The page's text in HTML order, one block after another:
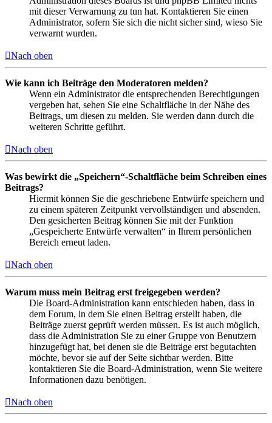
mit dieser Verwarnung zu tun hat. Kontaktieren Sie einen
Administrator, sofern Sie sich die nicht sicher sind, wieso Sie
verwarnt wurden.
Nach oben
Wie kann ich Beiträge den Moderatoren melden?
Wenn ein Administrator die entsprechenden Berechtigungen
vergeben hat, sehen Sie eine Schaltfläche in der Nähe des
Beitrags, um diesen zu melden. Sie werden dann durch die
weiteren Schritte geführt.
Nach oben
Was bewirkt die „Speichern“-Schaltfläche beim Schreiben eines
Beitrags?
Hiermit können Sie die geschriebene Entwürfe speichern und
zu einem späteren Zeitpunkt vervollständigen und absenden.
Den gesicherten Beitrag können Sie mit der Funktion
„Gespeicherte Entwürfe verwalten“ in Ihrem persönlichen
Bereich erneut laden.
Nach oben
Warum muss mein Beitrag erst freigegeben werden?
Die Board-Administration kann entschieden haben, dass in
dem Forum, in dem Sie einen Beitrag erstellt haben, die
Beiträge zuerst geprüft werden müssen. Es ist auch möglich,
dass die Administration Sie zu einer Gruppe von Benutzern
hinzugefügt hat, bei denen sie die Beiträge erst begutachten
möchte, bevor sie auf der Seite sichtbar werden. Bitte
kontaktieren Sie die Board-Administration, wenn Sie weitere
Informationen dazu benötigen.
Nach oben